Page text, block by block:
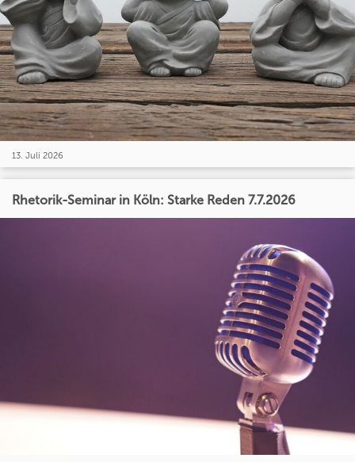
13. Juli 2026
Rhetorik-Seminar in Köln: Starke Reden 7.7.2026